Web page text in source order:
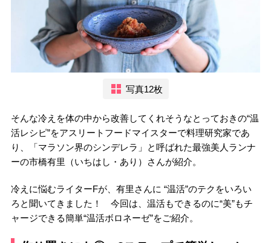
写真12枚
そんな冷えを体の中から改善してくれそうなとっておきの“温
活レシピ”をアスリートフードマイスターで料理研究家であ
り、「マラソン界のシンデレラ」と呼ばれた最強美人ランナ
ーの市橋有里（いちはし・あり）さんが紹介。
冷えに悩むライターFが、有里さんに “温活”のテクをいろい
ろと聞いてきました！ 今回は、温活もできるのに“美”もチ
ャージできる簡単“温活ボロネーゼ”をご紹介。